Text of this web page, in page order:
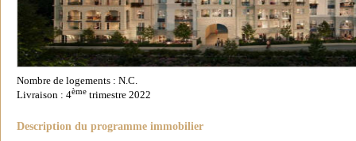
Nombre de logements : N.C.
Livraison : 4ème trimestre 2022
Description du programme immobilier